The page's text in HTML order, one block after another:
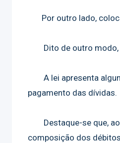
Por outro lado,
Dito de outro modo,
A lei apresenta
pagamento das dívidas.
Destaque-se que, ao
composição dos